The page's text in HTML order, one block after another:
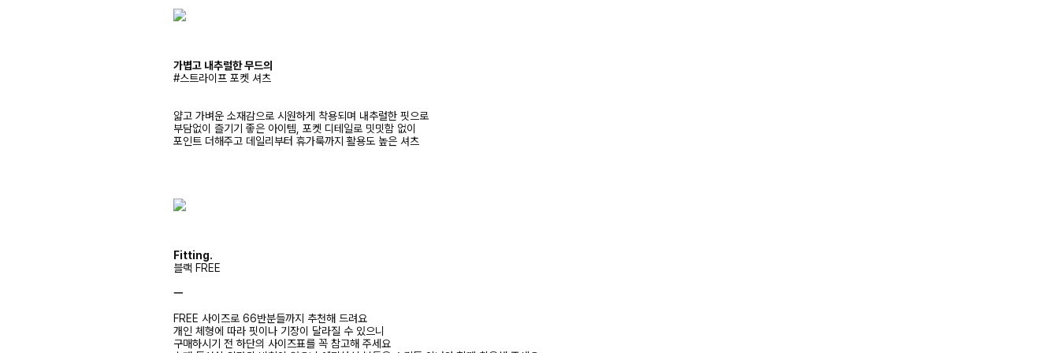
가볍고 내추럴한 무드의
#스트라이프 포켓 셔츠
얇고 가벼운 소재감으로 시원하게 착용되며 내추럴한 핏으로
부담없이 즐기기 좋은 아이템, 포켓 디테일로 밋밋함 없이
포인트 더해주고 데일리부터 휴가룩까지 활용도 높은 셔츠
Fitting.
블랙 FREE
ㅡ
FREE 사이즈로 66반분들까지 추천해 드려요
개인 체형에 따라 핏이나 기장이 달라질 수 있으니
구매하시기 전 하단의 사이즈표를 꼭 참고해 주세요